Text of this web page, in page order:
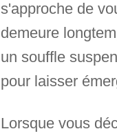
s'approche de
demeure
un souffle
pour laisser
Lorsque vous